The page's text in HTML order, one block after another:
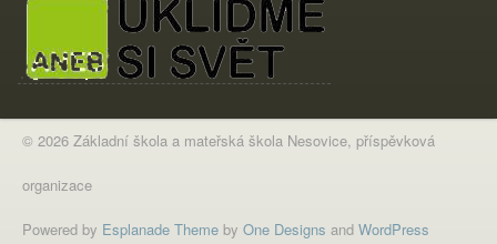
© 2026 Základní škola a mateřská škola Nesovice, příspěvková
organizace
Powered by Esplanade Theme by One Designs and WordPress